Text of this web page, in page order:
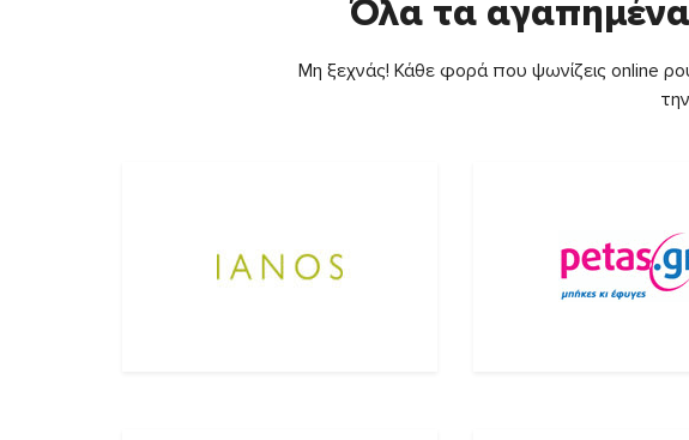
Όλα τα
Μη ξεχνάς! Κάθε φορά που ψωνίζεις online